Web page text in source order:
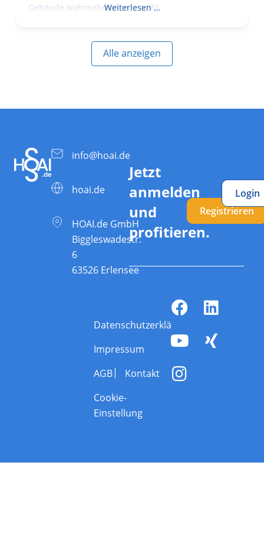
Gebäude wahrnehmen, wie wohl
Weiterlesen …
Alle anzeigen
info@hoai.de
hoai.de
HOAI.de GmbH
Biggleswadestr.
6
63526 Erlensee
Jetzt
anmelden
und
profitieren.
Registrieren
Login
Datenschutzerklärung
Impressum
AGB
Kontakt
Cookie-
Einstellung